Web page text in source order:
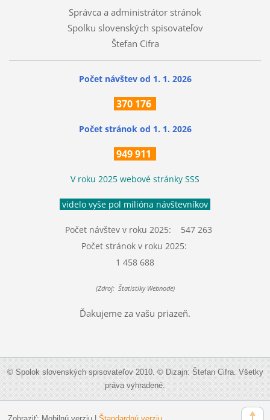
Správca a administrátor stránok
Spolku slovenských spisovateľov
Štefan Cifra
Počet návštev od 1. 1. 2026
370 176
Počet stránok od 1. 1. 2026
949 911
V roku 2025 webové stránky SSS
videlo vyše pol milióna návštevníkov
Počet návštev v roku 2025: 547 263
Počet stránok v roku 2025:
1 458 688
(Zdroj: Štatistiky Webnode)
Ďakujeme za vašu priazeň.
© Spolok slovenských spisovateľov 2010. © Dizajn: Štefan Cifra. Všetky
práva vyhradené.